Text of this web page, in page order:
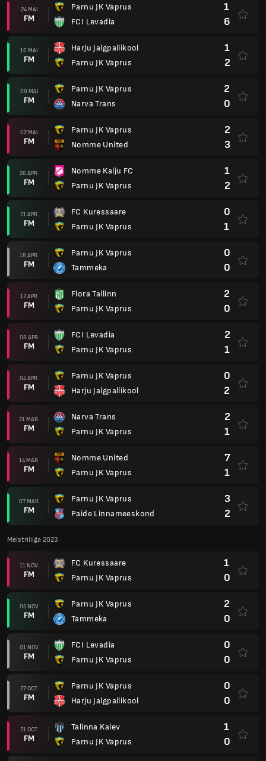
24 MAI
FM
Parnu JK Vaprus
FCI Levadia
1
6
16 MAI
FM
Harju Jalgpallikool
Parnu JK Vaprus
1
2
09 MAI
FM
Parnu JK Vaprus
Narva Trans
2
0
02 MAI
FM
Parnu JK Vaprus
Nomme United
2
3
26 APR.
FM
Nomme Kalju FC
Parnu JK Vaprus
1
2
21 APR.
FM
FC Kuressaare
Parnu JK Vaprus
0
1
18 APR.
FM
Parnu JK Vaprus
Tammeka
0
0
12 APR.
FM
Flora Tallinn
Parnu JK Vaprus
2
0
08 APR.
FM
FCI Levadia
Parnu JK Vaprus
2
1
04 APR.
FM
Parnu JK Vaprus
Harju Jalgpallikool
0
2
21 MAR.
FM
Narva Trans
Parnu JK Vaprus
2
1
14 MAR.
FM
Nomme United
Parnu JK Vaprus
7
1
07 MAR.
FM
Parnu JK Vaprus
Paide Linnameeskond
3
2
Meistriliiga 2023
11 NOV.
FM
FC Kuressaare
Parnu JK Vaprus
1
0
05 NOV.
FM
Parnu JK Vaprus
Tammeka
2
0
01 NOV.
FM
FCI Levadia
Parnu JK Vaprus
0
0
27 OCT.
FM
Parnu JK Vaprus
Harju Jalgpallikool
0
0
21 OCT.
FM
Talinna Kalev
Parnu JK Vaprus
1
0